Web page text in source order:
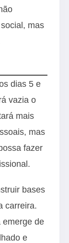
mas
dias 5 e
vazia o
mais
mas
fazer
bases
carreira.
emerge de
e